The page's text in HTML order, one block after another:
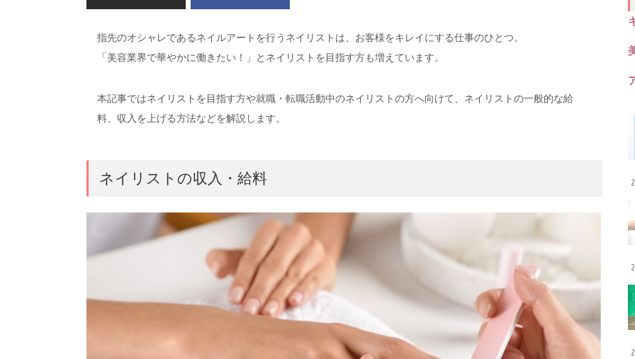
指先のオシャレであるネイルアートを行うネイリストは、お客様をキレイにする仕事のひとつ。
「美容業界で華やかに働きたい！」とネイリストを目指す方も増えています。
本記事ではネイリストを目指す方や就職・転職活動中のネイリストの方へ向けて、ネイリストの一般的な給
料、収入を上げる方法などを解説します。
ネイリストの収入・給料